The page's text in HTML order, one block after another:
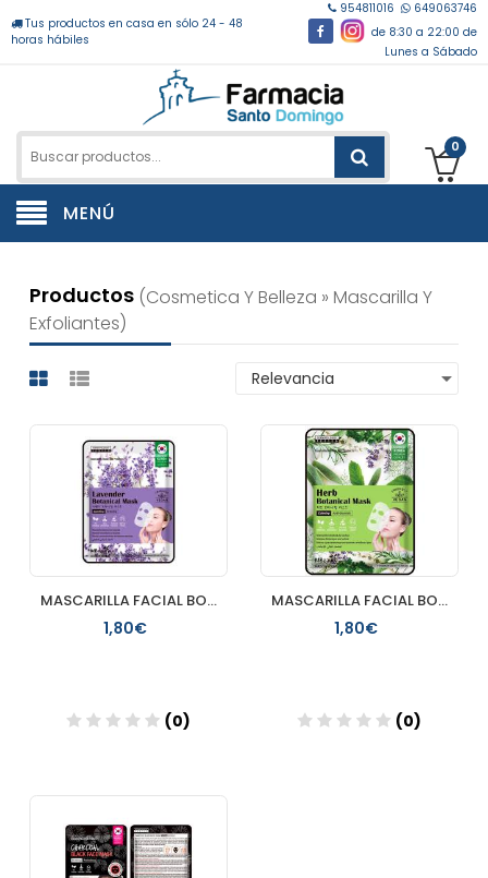
Tus productos en casa en sólo 24 - 48
horas hábiles
954811016
649063746
de 8:30 a 22:00 de
Lunes a Sábado
0
MENÚ
Productos (cosmetica Y Belleza » Mascarilla Y
Exfoliantes)
MASCARILLA FACIAL BOTANICA DE LAVANDA
1,80€
(0)
MASCARILLA FACIAL BOTANICA DE HIERBAS
1,80€
(0)